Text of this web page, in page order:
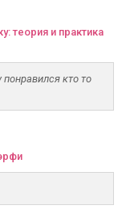
теория и практика
кто то